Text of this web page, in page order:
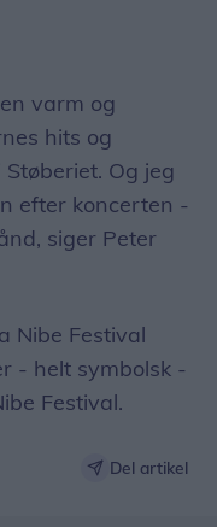
varm og
hits og
Og jeg
efter koncerten -
siger Peter
Nibe Festival
- helt symbolsk -
Festival.
Del artikel